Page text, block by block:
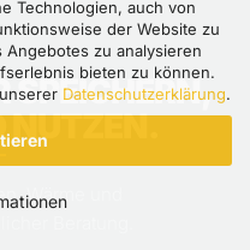
Technologien, auch von
der Website zu
zu analysieren
bieten zu können.
Datenschutzerklärung.
SPEICHERN,
NUTZEN.
Wärme und